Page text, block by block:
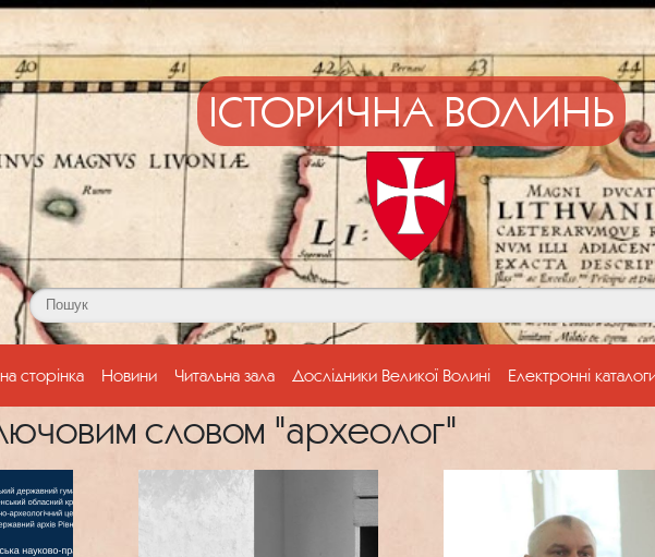
ІСТОРИЧНА ВОЛИНЬ
сторінка(current)
Новини Читальна зала Дослідники Великої Волині Електронні
словом "археолог"